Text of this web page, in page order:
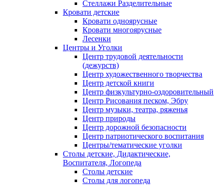
Стеллажи Разделительные
Кровати детские
Кровати одноярусные
Кровати многоярусные
Лесенки
Центры и Уголки
Центр трудовой деятельности
(дежурств)
Центр художественного творчества
Центр детской книги
Центр физкультурно-оздоровительный
Центр Рисования песком, Эбру
Центр музыки, театра, ряженья
Центр природы
Центр дорожной безопасности
Центр патриотического воспитания
Центры/тематические уголки
Столы детские, Дидактические,
Воспитателя, Логопеда
Столы детские
Столы для логопеда